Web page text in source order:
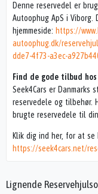
Lignende
Denne reservedel er
Autoophug ApS i
hjemmeside: https://
autoophug.dk/
dde7-4f73-a3ec-
Find de gode tilbud hos
Seek4Cars er Danmarks
reservedele og tilbehør.
brugte reservedele til
Klik dig ind her, for at
https://seek4cars.net/